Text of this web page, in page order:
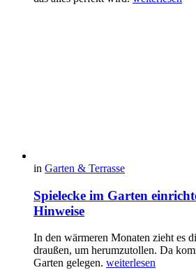
in Garten & Terrasse
Spielecke im Garten
Hinweise
In den wärmeren Monaten zieht es
draußen, um herumzutollen. Da
Garten gelegen. weiterlesen